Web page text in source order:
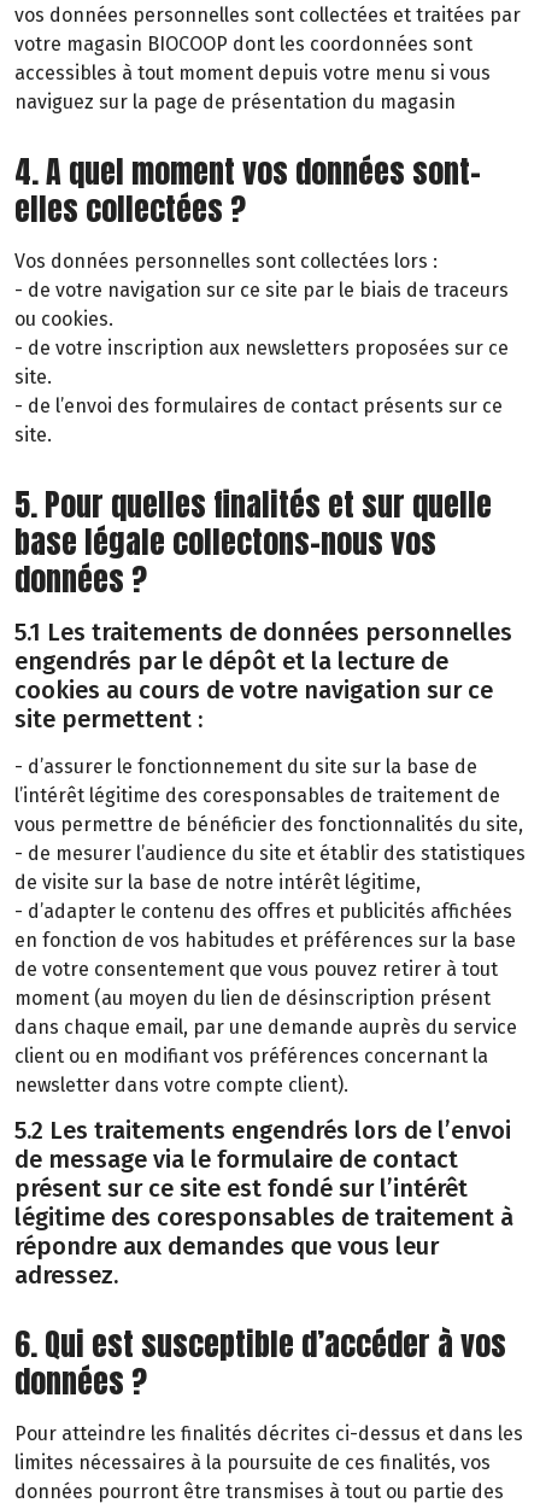
vos données personnelles sont collectées et traitées par
votre magasin BIOCOOP dont les coordonnées sont
accessibles à tout moment depuis votre menu si vous
naviguez sur la page de présentation du magasin
4. A quel moment vos données sont-
elles collectées ?
Vos données personnelles sont collectées lors :
- de votre navigation sur ce site par le biais de traceurs
ou cookies.
- de votre inscription aux newsletters proposées sur ce
site.
- de l’envoi des formulaires de contact présents sur ce
site.
5. Pour quelles finalités et sur quelle
base légale collectons-nous vos
données ?
5.1 Les traitements de données personnelles
engendrés par le dépôt et la lecture de
cookies au cours de votre navigation sur ce
site permettent :
- d’assurer le fonctionnement du site sur la base de
l’intérêt légitime des coresponsables de traitement de
vous permettre de bénéficier des fonctionnalités du site,
- de mesurer l’audience du site et établir des statistiques
de visite sur la base de notre intérêt légitime,
- d’adapter le contenu des offres et publicités affichées
en fonction de vos habitudes et préférences sur la base
de votre consentement que vous pouvez retirer à tout
moment (au moyen du lien de désinscription présent
dans chaque email, par une demande auprès du service
client ou en modifiant vos préférences concernant la
newsletter dans votre compte client).
5.2 Les traitements engendrés lors de l’envoi
de message via le formulaire de contact
présent sur ce site est fondé sur l’intérêt
légitime des coresponsables de traitement à
répondre aux demandes que vous leur
adressez.
6. Qui est susceptible d’accéder à vos
données ?
Pour atteindre les finalités décrites ci-dessus et dans les
limites nécessaires à la poursuite de ces finalités, vos
données pourront être transmises à tout ou partie des